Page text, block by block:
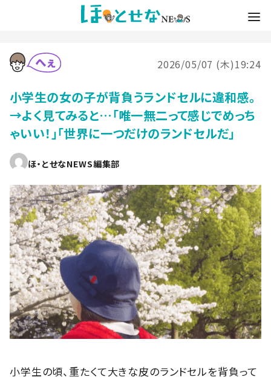
2026/05/07 (木)19:24
小学生の女の子が背負うランドセルに違和感。
→よく見てみると…「唯一無二って感じでめっち
ゃいい！」「世界に一つだけのランドセルだ」
ほ・とせなNEWS編集部
小学生の頃、重たくて大きな皮のランドセルを背負って